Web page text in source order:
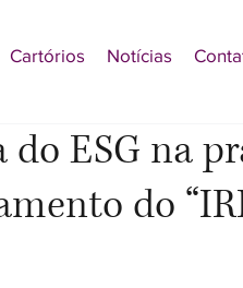
Cartórios Notícias
ESG na
do